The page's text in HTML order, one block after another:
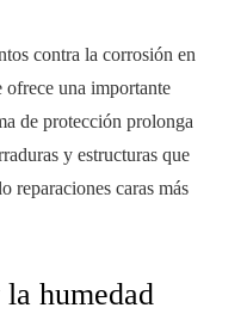
contra la corrosión en
ofrece una importante
de protección prolonga
y estructuras que
reparaciones caras más
humedad